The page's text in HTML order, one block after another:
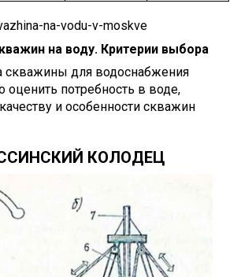
на воду. Критерии выбора
скважины для водоснабжения
оценить потребность в воде,
и особенности скважин
КОЛОДЕЦ